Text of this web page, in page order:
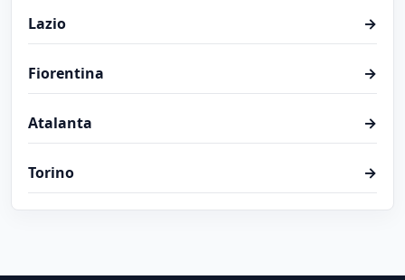
Lazio →
Fiorentina →
Atalanta →
Torino →